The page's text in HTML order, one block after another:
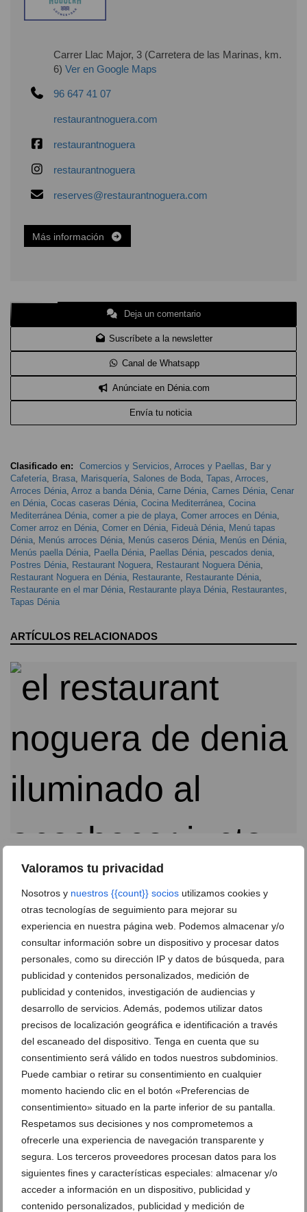
Valoramos tu privacidad
Nosotros y nuestros {{count}} socios utilizamos cookies y
otras tecnologías de seguimiento para mejorar su
experiencia en nuestra página web. Podemos almacenar y/o
consultar información sobre un dispositivo y procesar datos
personales, como su dirección IP y datos de búsqueda, para
publicidad y contenidos personalizados, medición de
publicidad y contenidos, investigación de audiencias y
desarrollo de servicios. Además, podemos utilizar datos
precisos de localización geográfica e identificación a través
del escaneado del dispositivo. Tenga en cuenta que su
consentimiento será válido en todos nuestros subdominios.
Puede cambiar o retirar su consentimiento en cualquier
momento haciendo clic en el botón «Preferencias de
consentimiento» situado en la parte inferior de su pantalla.
Respetamos sus decisiones y nos comprometemos a
ofrecerle una experiencia de navegación transparente y
segura. Los terceros proveedores procesan datos para los
siguientes fines y características especiales: almacenar y/o
acceder a información en un dispositivo, publicidad y
contenido personalizados, publicidad y medición de
Carrer Llac Major, 3 (Carretera de las Marinas, km.
6) Ver en Google Maps
96 647 41 07
restaurantnoguera.com
restaurantnoguera
restaurantnoguera
reserves@restaurantnoguera.com
Más información
Deja un comentario
Suscríbete a la newsletter
Canal de Whatsapp
Anúnciate en Dénia.com
Envía tu noticia
Clasificado en: Comercios y Servicios Arroces y Paellas
Bar y
Cafetería Brasa Marisquería Salones de Boda Tapas Arroces
Arroces Dénia Arroz a banda Dénia Carne Dénia Carnes Dénia Cenar
en Dénia Cocas caseras Dénia Cocina Mediterránea Cocina
Mediterránea Dénia comer a pie de playa Comer arroces en Dénia
Comer arroz en Dénia Comer en Dénia Fideuà Dénia Menú tapas
Dénia Menús arroces Dénia Menús caseros Dénia Menús en Dénia
Menús paella Dénia Paella Dénia Paellas Dénia pescados denia
Postres Dénia Restaurant Noguera Restaurant Noguera Dénia
Restaurant Noguera en Dénia Restaurante Restaurante Dénia
Restaurante en el mar Dénia Restaurante playa Dénia Restaurantes
Tapas Dénia
ARTÍCULOS RELACIONADOS
tradición familiar, cocina mediterránea y una
07 de marzo de 2026
Brinda junto al mar: la Navidad se celebra en
Restaurante Noguera
08 de noviembre de 2025